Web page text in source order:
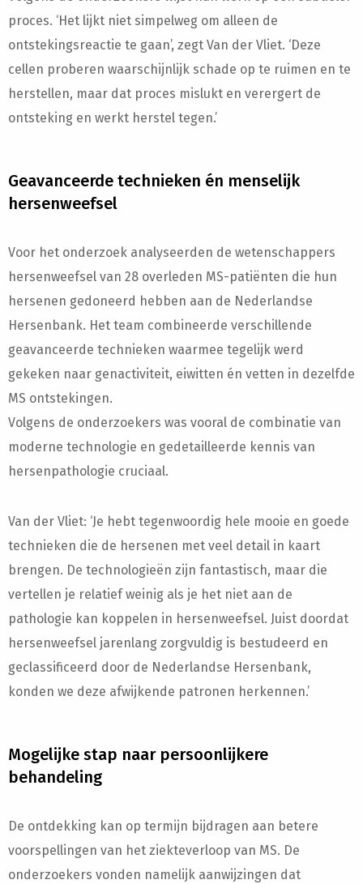
proces. ‘Het lijkt niet simpelweg om alleen de
ontstekingsreactie te gaan’, zegt Van der Vliet. ‘Deze
cellen proberen waarschijnlijk schade op te ruimen en te
herstellen, maar dat proces mislukt en verergert de
ontsteking en werkt herstel tegen.’
Geavanceerde technieken én menselijk
hersenweefsel
Voor het onderzoek analyseerden de wetenschappers
hersenweefsel van 28 overleden MS-patiënten die hun
hersenen gedoneerd hebben aan de Nederlandse
Hersenbank. Het team combineerde verschillende
geavanceerde technieken waarmee tegelijk werd
gekeken naar genactiviteit, eiwitten én vetten in dezelfde
MS ontstekingen.
Volgens de onderzoekers was vooral de combinatie van
moderne technologie en gedetailleerde kennis van
hersenpathologie cruciaal.
Van der Vliet: ‘Je hebt tegenwoordig hele mooie en goede
technieken die de hersenen met veel detail in kaart
brengen. De technologieën zijn fantastisch, maar die
vertellen je relatief weinig als je het niet aan de
pathologie kan koppelen in hersenweefsel. Juist doordat
hersenweefsel jarenlang zorgvuldig is bestudeerd en
geclassificeerd door de Nederlandse Hersenbank,
konden we deze afwijkende patronen herkennen.’
Mogelijke stap naar persoonlijkere
behandeling
De ontdekking kan op termijn bijdragen aan betere
voorspellingen van het ziekteverloop van MS. De
onderzoekers vonden namelijk aanwijzingen dat